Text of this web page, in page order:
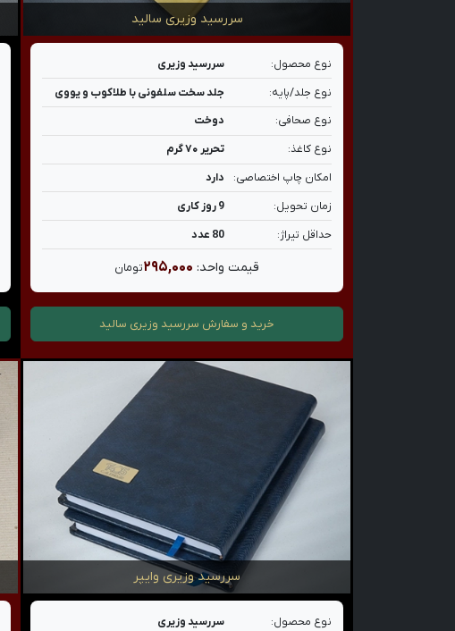
سررسید وزیری سالید
نوع محصول:
سررسید وزیری
نوع جلد/پایه:
جلد سخت سلفونی با طلاکوب و یووی
نوع صحافی:
دوخت
نوع کاغذ:
تحریر ۷۰ گرم
امکان چاپ اختصاصی:
دارد
زمان تحویل:
9 روز کاری
حداقل تیراژ:
80 عدد
قیمت واحد: ۲۹۵,۰۰۰تومان
خرید و سفارش سررسید وزیری سالید
سررسید وزیری وایپر
نوع محصول:
سررسید وزیری